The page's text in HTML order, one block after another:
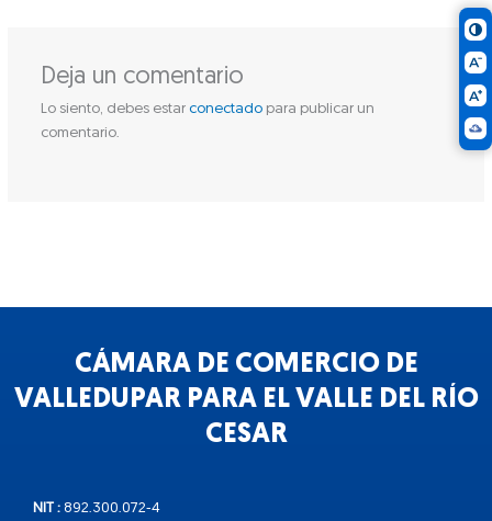
Deja un comentario
Lo siento, debes estar conectadopara publicar un
comentario.
CÁMARA DE COMERCIO DE
VALLEDUPAR PARA EL VALLE DEL RÍO
CESAR
NIT : 892.300.072-4